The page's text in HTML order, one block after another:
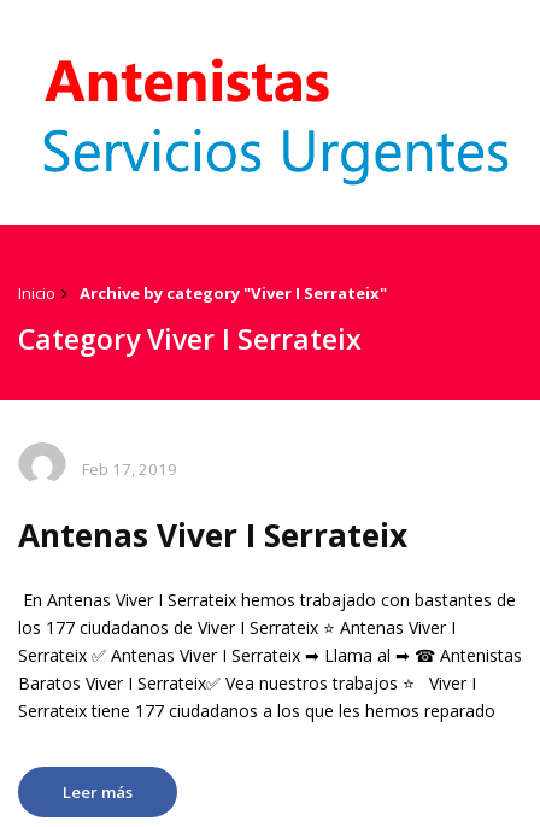
Inicio Archive by category "Viver I Serrateix"
Category Viver I Serrateix
Feb 17, 2019
Antenas Viver I Serrateix
En Antenas Viver I Serrateix hemos trabajado con bastantes de
los 177 ciudadanos de Viver I Serrateix ⭐ Antenas Viver I
Serrateix ✅ Antenas Viver I Serrateix ➡ Llama al ➡ ☎ Antenistas
Baratos Viver I Serrateix✅ Vea nuestros trabajos ⭐ Viver I
Serrateix tiene 177 ciudadanos a los que les hemos reparado
Leer más